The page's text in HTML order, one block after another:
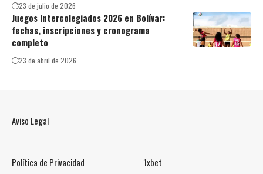
23 de julio de 2026
Juegos Intercolegiados 2026 en Bolívar:
fechas, inscripciones y cronograma
completo
23 de abril de 2026
Aviso Legal
Política de Privacidad 1xbet